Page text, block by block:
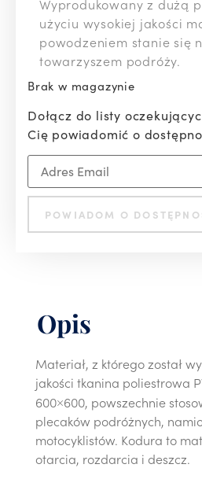
Wyprodukowany z dużą
użyciu wysokiej jakości
powodzeniem stanie się
towarzyszem podróży.
Brak w magazynie
Dołącz do listy
Cię powiadomić o
Enter
your
email
address
join
the
POWIADOM O
Opis
Materiał, z którego został
jakości tkanina poliestrowa
600×600, powszechnie
plecaków podróżnych,
motocyklistów. Kodura to
otarcia, rozdarcia i deszcz.